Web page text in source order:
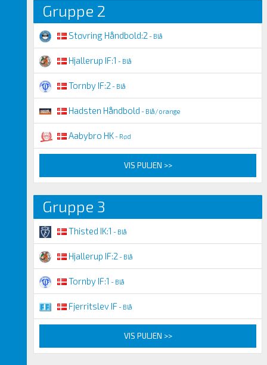
Gruppe 2
Støvring Håndbold:2 - Blå
Hjallerup IF:1 - Blå
Tornby IF:2 - Blå
Hadsten Håndbold - Blå/orange
Aabybro HK- Rød
VIS PULJEN >>
Gruppe 3
Thisted IK:1 - Blå
Hjallerup IF:2 - Blå
Tornby IF:1 - Blå
Fjerritslev IF- Blå
VIS PULJEN >>